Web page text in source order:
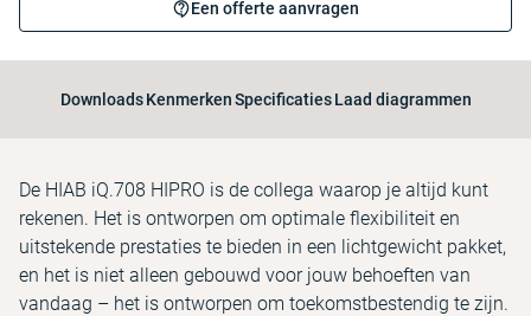
Een offerte aanvragen
Downloads KenmerkenSpecificaties Laad diagrammen
De HIAB iQ.708 HIPRO is de collega waarop je altijd kunt
rekenen. Het is ontworpen om optimale flexibiliteit en
uitstekende prestaties te bieden in een lichtgewicht pakket,
en het is niet alleen gebouwd voor jouw behoeften van
vandaag – het is ontworpen om toekomstbestendig te zijn.